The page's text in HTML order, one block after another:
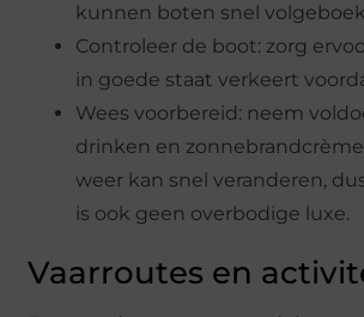
kunnen boten snel
Controleer de boot: zorg
in goede staat verkeert
Wees voorbereid: neem
drinken en
weer kan snel veranderen,
is ook geen overbodige luxe.
Vaarroutes en